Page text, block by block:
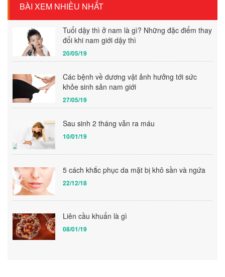
BÀI XEM NHIỀU NHẤT
Tuổi dậy thì ở nam là gì? Những đặc điểm thay
đổi khi nam giới dậy thì
20/05/19
Các bệnh về dương vật ảnh hưởng tới sức
khỏe sinh sản nam giới
27/05/19
Sau sinh 2 tháng vẫn ra máu
10/01/19
5 cách khắc phục da mặt bị khô sần và ngứa
22/12/18
Liên cầu khuẩn là gì
08/01/19